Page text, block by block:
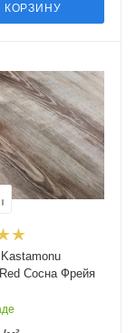
КОРЗИНУ
Сосна Фрейя